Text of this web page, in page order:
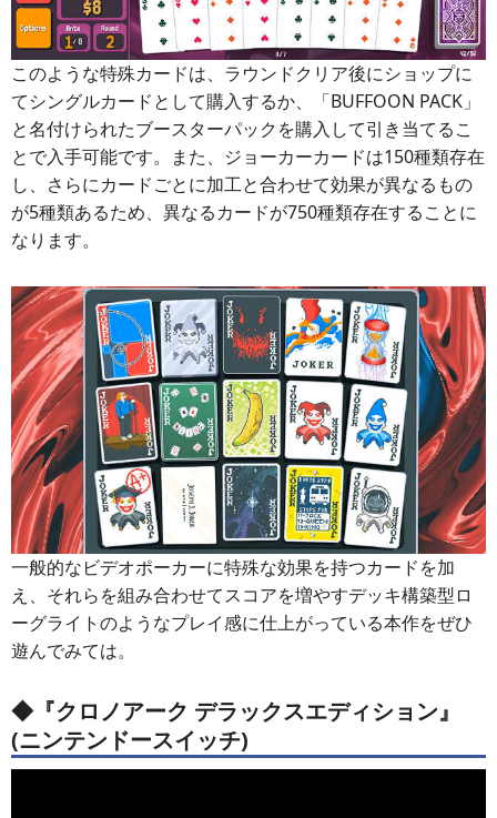
このような特殊カードは、ラウンドクリア後にショップに
てシングルカードとして購入するか、「BUFFOON PACK」
と名付けられたブースターパックを購入して引き当てるこ
とで入手可能です。また、ジョーカーカードは150種類存在
し、さらにカードごとに加工と合わせて効果が異なるもの
が5種類あるため、異なるカードが750種類存在することに
なります。
一般的なビデオポーカーに特殊な効果を持つカードを加
え、それらを組み合わせてスコアを増やすデッキ構築型ロ
ーグライトのようなプレイ感に仕上がっている本作をぜひ
遊んでみては。
◆『クロノアーク デラックスエディション』
(ニンテンドースイッチ)